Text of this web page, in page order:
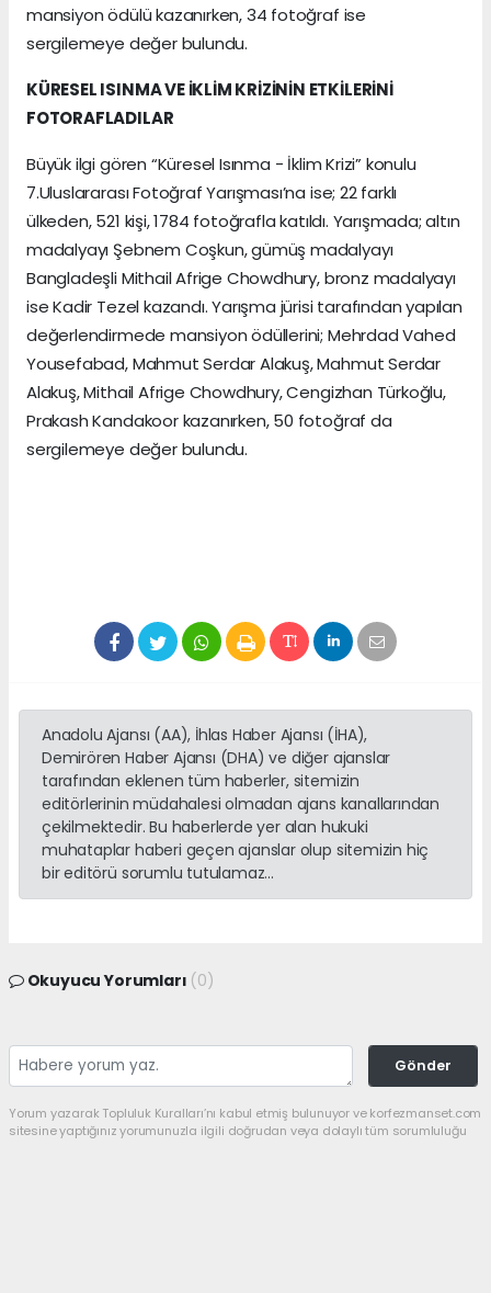
mansiyon ödülü kazanırken, 34 fotoğraf ise
sergilemeye değer bulundu.
KÜRESEL ISINMA VE İKLİM KRİZİNİN ETKİLERİNİ
FOTORAFLADILAR
Büyük ilgi gören “Küresel Isınma - İklim Krizi” konulu
7.Uluslararası Fotoğraf Yarışması’na ise; 22 farklı
ülkeden, 521 kişi, 1784 fotoğrafla katıldı. Yarışmada; altın
madalyayı Şebnem Coşkun, gümüş madalyayı
Bangladeşli Mithail Afrige Chowdhury, bronz madalyayı
ise Kadir Tezel kazandı. Yarışma jürisi tarafından yapılan
değerlendirmede mansiyon ödüllerini; Mehrdad Vahed
Yousefabad, Mahmut Serdar Alakuş, Mahmut Serdar
Alakuş, Mithail Afrige Chowdhury, Cengizhan Türkoğlu,
Prakash Kandakoor kazanırken, 50 fotoğraf da
sergilemeye değer bulundu.
Anadolu Ajansı (AA), İhlas Haber Ajansı (İHA),
Demirören Haber Ajansı (DHA) ve diğer ajanslar
tarafından eklenen tüm haberler, sitemizin
editörlerinin müdahalesi olmadan ajans kanallarından
çekilmektedir. Bu haberlerde yer alan hukuki
muhataplar haberi geçen ajanslar olup sitemizin hiç
bir editörü sorumlu tutulamaz...
Okuyucu Yorumları (0)
Gönder
Yorum yazarak Topluluk Kuralları’nı kabul etmiş bulunuyor ve korfezmanset.com
sitesine yaptığınız yorumunuzla ilgili doğrudan veya dolaylı tüm sorumluluğu